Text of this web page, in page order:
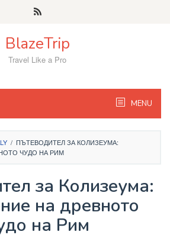
BlazeTrip
Travel Like a Pro
MENU
/ ПЪТЕВОДИТЕЛ ЗА КОЛИЗЕУМА:
ЧУДО НА РИМ
за Колизеума:
на древното
на Рим